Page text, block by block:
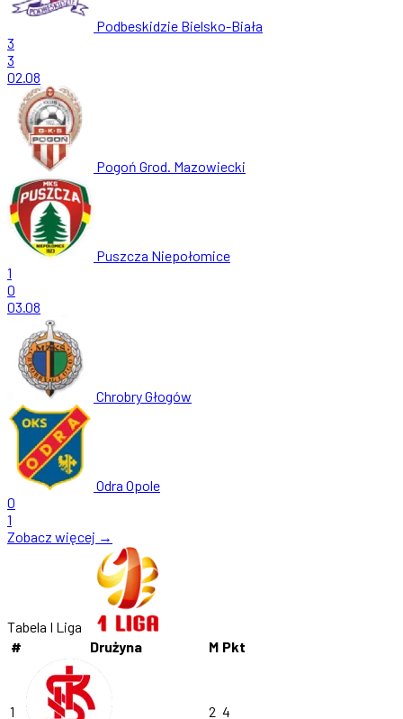
Podbeskidzie Bielsko-Biała
3
3
02.08
Pogoń Grod. Mazowiecki
Puszcza Niepołomice
1
0
03.08
Chrobry Głogów
Odra Opole
0
1
Zobacz więcej →
Tabela I Liga
#
Drużyna M Pkt
1 2 4